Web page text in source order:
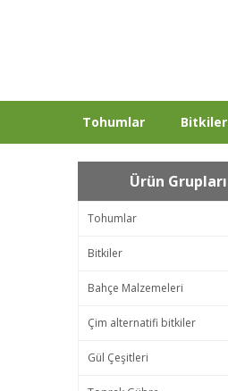
Tohumlar Bitkiler
Ürün Grupları
Tohumlar
Bitkiler
Bahçe Malzemeleri
Çim alternatifi bitkiler
Gül Çeşitleri